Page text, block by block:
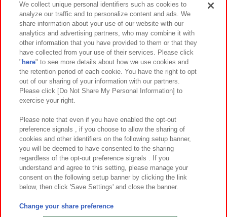
イベント・キャンペーン
関連会社 サステナビリティ サイトポリシー
プライバシーポリシー ウェブアクセシビリティ方針と検証結果
お取引先さまとともに
カスタマーハラスメント対応方針 よくあるご質問・お問い合わせ
©Bandai Namco Amusement Inc.
©Bandai Namco Amusement Lab Inc.
We collect unique personal identifiers such as cookies to
analyze our traffic and to personalize content and ads. We
share information about your use of our website with our
analytics and advertising partners, who may combine it with
other information that you have provided to them or that they
have collected from your use of their services. Please click
" here" to see more details about how we use cookies and
the retention period of each cookie. You have the right to opt
out of our sharing of your information with our partners.
Please click [Do Not Share My Personal Information] to
exercise your right.
Please note that even if you have enabled the opt-out
preference signals , if you choose to allow the sharing of
cookies and other identifiers on the following setup banner,
you will be deemed to have consented to the sharing
regardless of the opt-out preference signals . If you
understand and agree to this setting, please manage your
consent on the following setup banner by clicking the link
below, then click 'Save Settings' and close the banner.
Change your share preference